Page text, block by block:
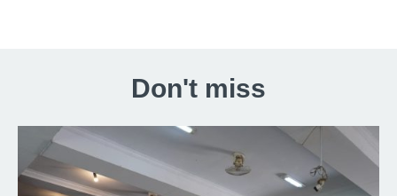
Don't miss